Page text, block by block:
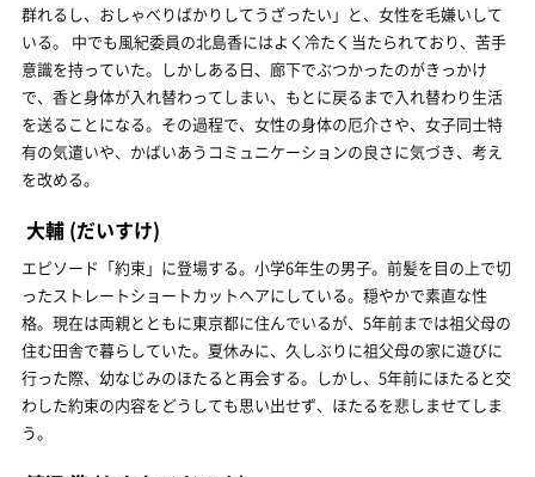
群れるし、おしゃべりばかりしてうざったい」と、女性を毛嫌いして
いる。 中でも風紀委員の北島香にはよく冷たく当たられており、苦手
意識を持っていた。しかしある日、廊下でぶつかったのがきっかけ
で、香と身体が入れ替わってしまい、もとに戻るまで入れ替わり生活
を送ることになる。その過程で、女性の身体の厄介さや、女子同士特
有の気遣いや、かばいあうコミュニケーションの良さに気づき、考え
を改める。
大輔 (だいすけ)
エピソード「約束」に登場する。小学6年生の男子。前髪を目の上で切
ったストレートショートカットヘアにしている。穏やかで素直な性
格。現在は両親とともに東京都に住んでいるが、5年前までは祖父母の
住む田舎で暮らしていた。夏休みに、久しぶりに祖父母の家に遊びに
行った際、幼なじみのほたると再会する。しかし、5年前にほたると交
わした約束の内容をどうしても思い出せず、ほたるを悲しませてしま
う。